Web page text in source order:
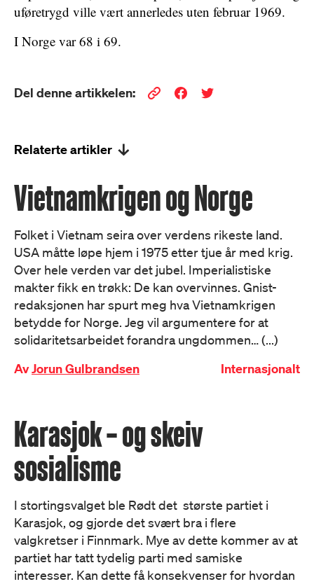
uføretrygd ville vært annerledes uten februar 1969.
I Norge var 68 i 69.
Del denne artikkelen:
Relaterte artikler
Vietnamkrigen og Norge
Folket i Vietnam seira over verdens rikeste land.
USA måtte løpe hjem i 1975 etter tjue år med krig.
Over hele verden var det jubel. Imperialistiske
makter fikk en trøkk: De kan overvinnes. Gnist-
redaksjonen har spurt meg hva Vietnamkrigen
betydde for Norge. Jeg vil argumentere for at
solidaritetsarbeidet forandra ungdommen… (...)
AvJorun Gulbrandsen Internasjonalt
Karasjok – og skeiv
sosialisme
I stortingsvalget ble Rødt det største partiet i
Karasjok, og gjorde det svært bra i flere
valgkretser i Finnmark. Mye av dette kommer av at
partiet har tatt tydelig parti med samiske
interesser. Kan dette få konsekvenser for hvordan